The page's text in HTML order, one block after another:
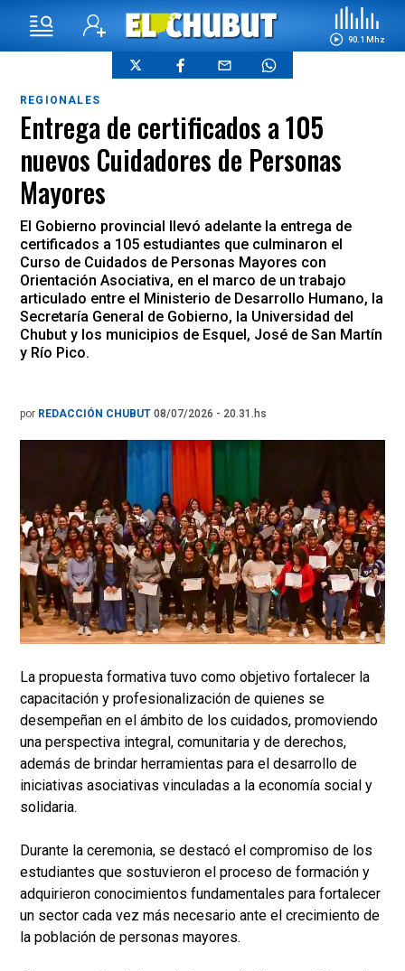
90.1 Mhz
REGIONALES
Entrega de certificados a 105
nuevos Cuidadores de Personas
Mayores
El Gobierno provincial llevó adelante la entrega de
certificados a 105 estudiantes que culminaron el
Curso de Cuidados de Personas Mayores con
Orientación Asociativa, en el marco de un trabajo
articulado entre el Ministerio de Desarrollo Humano, la
Secretaría General de Gobierno, la Universidad del
Chubut y los municipios de Esquel, José de San Martín
y Río Pico.
por REDACCIÓN CHUBUT 08/07/2026 - 20.31.hs
La propuesta formativa tuvo como objetivo fortalecer la
capacitación y profesionalización de quienes se
desempeñan en el ámbito de los cuidados, promoviendo
una perspectiva integral, comunitaria y de derechos,
además de brindar herramientas para el desarrollo de
iniciativas asociativas vinculadas a la economía social y
solidaria.
Durante la ceremonia, se destacó el compromiso de los
estudiantes que sostuvieron el proceso de formación y
adquirieron conocimientos fundamentales para fortalecer
un sector cada vez más necesario ante el crecimiento de
la población de personas mayores.